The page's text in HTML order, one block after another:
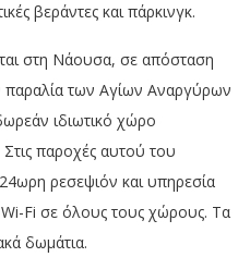
βεράντες και πάρκινγκ.
στη Νάουσα, σε απόσταση
παραλία των Αγίων Αναργύρων
ιδιωτικό χώρο
παροχές αυτού του
ρεσεψιόν και υπηρεσία
Fi σε όλους τους χώρους. Τα
δωμάτια.